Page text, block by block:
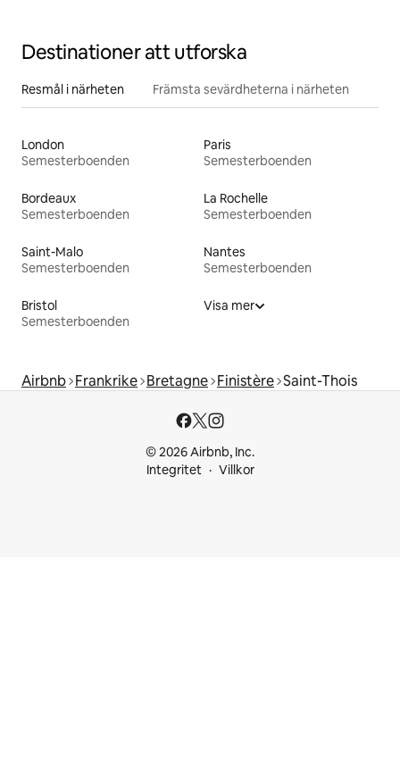
Destinationer att utforska
Resmål i närheten Främsta sevärdheterna i närheten
London
Semesterboenden
Paris
Semesterboenden
Bordeaux
Semesterboenden
La Rochelle
Semesterboenden
Saint-Malo
Semesterboenden
Nantes
Semesterboenden
Bristol
Semesterboenden
Visa mer
Airbnb Frankrike Bretagne Finistère Saint-Thois
© 2026 Airbnb, Inc.
Integritet
Villkor